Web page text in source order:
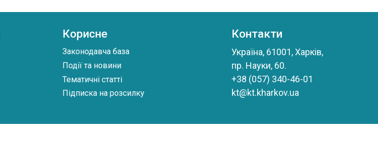
Корисне
Законодавча база
Події та новини
Тематичні статті
Підписка на розсилку
Контакти
Україна, 61001, Харків,
пр. Науки, 60.
+38 (057) 340-46-01
kt@kt.kharkov.ua